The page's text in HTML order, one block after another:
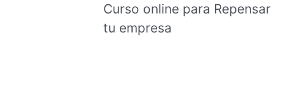
Curso online para Repensar
tu empresa